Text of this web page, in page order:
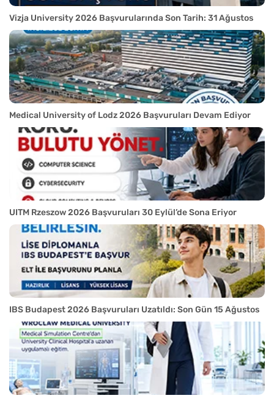
Vizja University 2026 Başvurularında Son Tarih: 31 Ağustos
Medical University of Lodz 2026 Başvuruları Devam Ediyor
UITM Rzeszow 2026 Başvuruları 30 Eylül’de Sona Eriyor
IBS Budapest 2026 Başvuruları Uzatıldı: Son Gün 15 Ağustos